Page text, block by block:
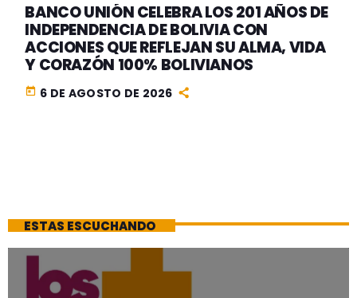
BANCO UNIÓN CELEBRA LOS 201 AÑOS DE
INDEPENDENCIA DE BOLIVIA CON
ACCIONES QUE REFLEJAN SU ALMA, VIDA
Y CORAZÓN 100% BOLIVIANOS
today 6 DE AGOSTO DE 2026
ESTAS ESCUCHANDO